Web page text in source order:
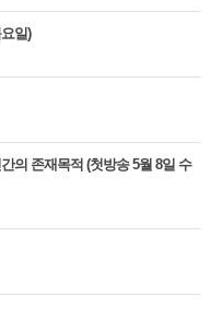
일)
의 존재목적 (첫방송 5월 8일 수